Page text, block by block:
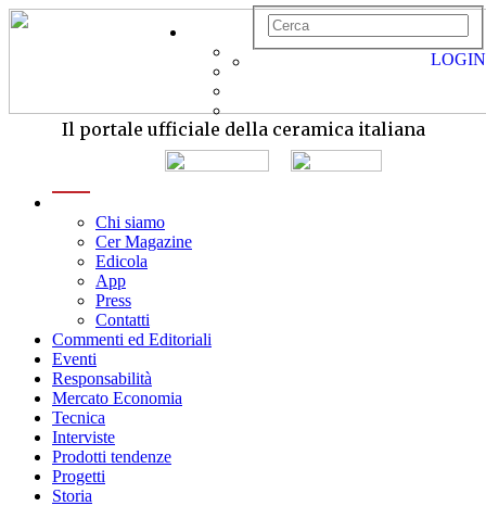
Il portale ufficiale della ceramica italiana
Chi siamo
Cer Magazine
Edicola
App
Press
Contatti
Commenti ed Editoriali
Eventi
Responsabilità
Mercato Economia
Tecnica
Interviste
Prodotti tendenze
Progetti
Storia
LOGIN